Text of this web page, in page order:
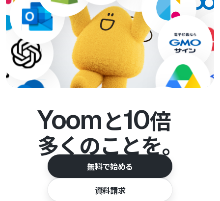
Yoomと10倍
多くのことを。
無料で始める
資料請求